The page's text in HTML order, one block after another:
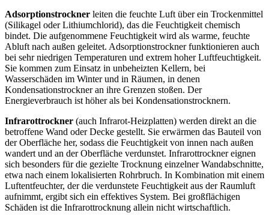
Adsorptionstrockner leiten die feuchte Luft über ein Trockenmittel
(Silikagel oder Lithiumchlorid), das die Feuchtigkeit chemisch
bindet. Die aufgenommene Feuchtigkeit wird als warme, feuchte
Abluft nach außen geleitet. Adsorptionstrockner funktionieren auch
bei sehr niedrigen Temperaturen und extrem hoher Luftfeuchtigkeit.
Sie kommen zum Einsatz in unbeheizten Kellern, bei
Wasserschäden im Winter und in Räumen, in denen
Kondensationstrockner an ihre Grenzen stoßen. Der
Energieverbrauch ist höher als bei Kondensationstrocknern.
Infrarottrockner (auch Infrarot-Heizplatten) werden direkt an die
betroffene Wand oder Decke gestellt. Sie erwärmen das Bauteil von
der Oberfläche her, sodass die Feuchtigkeit von innen nach außen
wandert und an der Oberfläche verdunstet. Infrarottrockner eignen
sich besonders für die gezielte Trocknung einzelner Wandabschnitte,
etwa nach einem lokalisierten Rohrbruch. In Kombination mit einem
Luftentfeuchter, der die verdunstete Feuchtigkeit aus der Raumluft
aufnimmt, ergibt sich ein effektives System. Bei großflächigen
Schäden ist die Infrarottrocknung allein nicht wirtschaftlich.